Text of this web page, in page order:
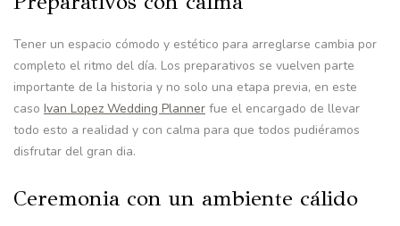
Tener un espacio cómodo y estético para arreglarse cambia por
completo el ritmo del día. Los preparativos se vuelven parte
importante de la historia y no solo una etapa previa, en este
caso Ivan Lopez Wedding Planner fue el encargado de llevar
todo esto a realidad y con calma para que todos pudiéramos
disfrutar del gran dia.
Ceremonia con un ambiente cálido